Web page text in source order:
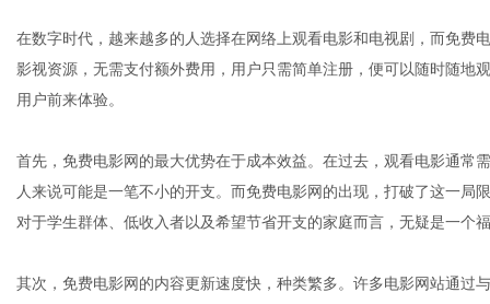
在数字时代，越来越多的人选择在网络上观看电影和电视剧，而免费
影视资源，无需支付额外费用，用户只需简单注册，便可以随时随地
用户前来体验。
首先，免费电影网的最大优势在于成本效益。在过去，观看电影通常
人来说可能是一笔不小的开支。而免费电影网的出现，打破了这一
对于学生群体、低收入者以及希望节省开支的家庭而言，无疑是一个
其次，免费电影网的内容更新速度快，种类繁多。许多电影网站通过